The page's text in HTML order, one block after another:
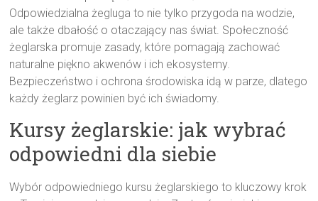
Odpowiedzialna żegluga to nie tylko przygoda na wodzie,
ale także dbałość o otaczający nas świat. Społeczność
żeglarska promuje zasady, które pomagają zachować
naturalne piękno akwenów i ich ekosystemy.
Bezpieczeństwo i ochrona środowiska idą w parze, dlatego
każdy żeglarz powinien być ich świadomy.
Kursy żeglarskie: jak wybrać
odpowiedni dla siebie
Wybór odpowiedniego kursu żeglarskiego to kluczowy krok